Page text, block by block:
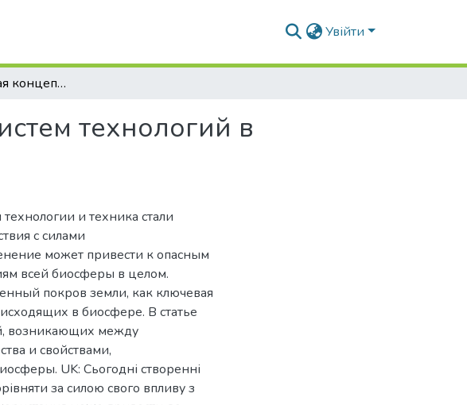
Увійти
Энергетическая концепция развития систем технологий в земледелии
технологий в
и техника стали
с силами
может привести к опасным
всей биосферы в целом.
покров земли, как ключевая
в биосфере. В статье
возникающих между
и свойствами,
UK: Сьогодні створенні
за силою свого впливу з